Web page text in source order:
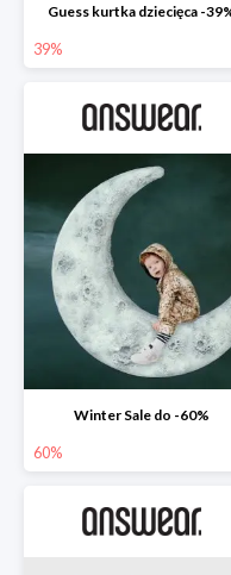
Guess kurtka dziecięca -
39%
Winter Sale do -60%
60%